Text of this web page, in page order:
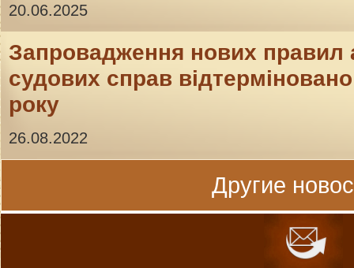
20.06.2025
Запровадження нових правил
судових справ
року
26.08.2022
Другие